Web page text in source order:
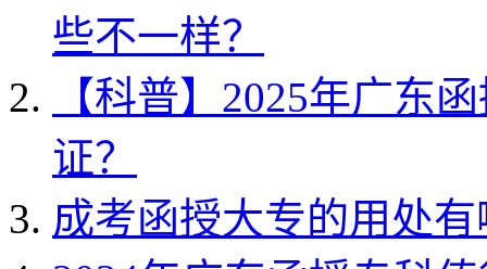
些不一样？
【科普】2025年广东
证？
成考函授大专的用处